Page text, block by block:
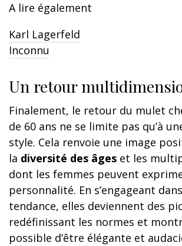
A lire également
Karl Lagerfeld
Inconnu
Un retour
Finalement, le retour du mulet
de 60 ans ne se limite pas qu’à
style. Cela renvoie une image
la diversité des âges et les
dont les femmes peuvent
personnalité. En s’engageant
tendance, elles deviennent des
redéfinissant les normes et
possible d’être élégante et